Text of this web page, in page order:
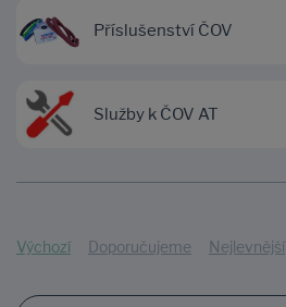
Příslušenství ČOV
Služby k ČOV AT
Výchozí Doporučujeme Nejlevnější